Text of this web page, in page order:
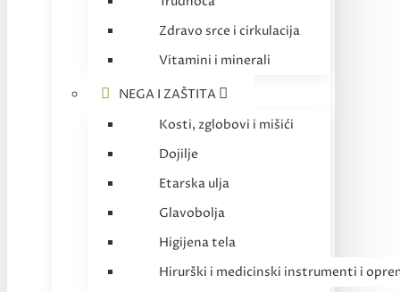
Zdravo srce i cirkulacija
Vitamini i minerali
NEGA I ZAŠTITA
Kosti, zglobovi i mišići
Dojilje
Etarska ulja
Glavobolja
Higijena tela
Hirurški i medicinski instrumenti i